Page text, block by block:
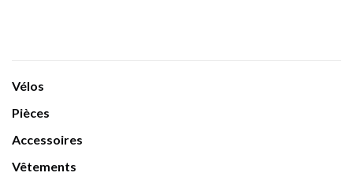
Vélos
Pièces
Accessoires
Vêtements